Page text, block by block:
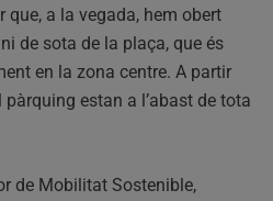
que, a la vegada, hem obert
de sota de la plaça, que és
en la zona centre. A partir
pàrquing estan a l’abast de tota
de Mobilitat Sostenible,